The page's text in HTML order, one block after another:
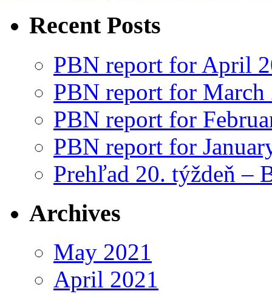
Recent Posts
PBN report for April
PBN report for March
PBN report for
PBN report for
Prehľad 20. týždeň –
Archives
May 2021
April 2021